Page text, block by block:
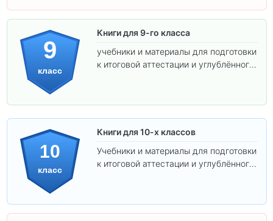
9
класс
Книги для 9-го класса
учебники и материалы для подготовки
к итоговой аттестации и углублённого
10
класс
Книги для 10-х классов
Учебники и материалы для подготовки
к итоговой аттестации и углублённого